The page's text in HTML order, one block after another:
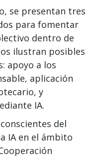
se presentan tres
para fomentar
dentro de
ilustran posibles
apoyo a los
aplicación
y
IA.
del
IA en el ámbito